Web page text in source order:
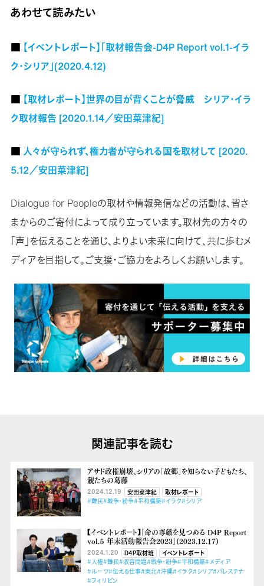
あわせて読みたい
■ 【イベントレポート】「取材報告会-D4P Report vol.1-イラ
ク・シリア」(2020.4.12)
■ 【取材レポート】世界の目が背くことが脅威 シリア・イラ
ク取材報告 [2020.1.14／安田菜津紀]
■ 人々が守られず、権力者が守られる国を取材して [2020.
5.12／安田菜津紀]
Dialogue for Peopleの取材や情報発信などの活動は、皆さ
まからのご寄付によって成り立っています。取材先の方々の
「声」を伝えることを通じ、よりよい未来に向けて、共に歩むメ
ディアを目指して。ご支援・ご協力をよろしくお願いします。
関連記事を読む
アサド政権崩壊、シリアの「故郷」を知らない子どもたち、
親たちの葛藤
2024.12.19 安田菜津紀
取材レポート
#難民#戦争・紛争#平和構築#イラク#シリア
【イベントレポート】「命の尊厳を見つめる D4P Report
vol.５ 年末活動報告会2023」(2023.12.17)
2024.1.20 D4P取材班
イベントレポート
#人権#難民#収容問題#戦争・紛争#平和構築#メディア
#ルーツ#伝える仕事#東北#沖縄#イラク#シリア#パレスチナ
#フィリピン